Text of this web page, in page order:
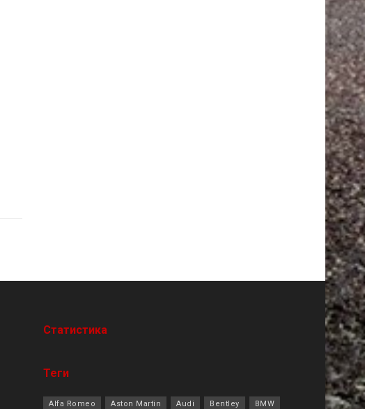
Cтатистика
Теги
Alfa Romeo Aston Martin Audi Bentley BMW